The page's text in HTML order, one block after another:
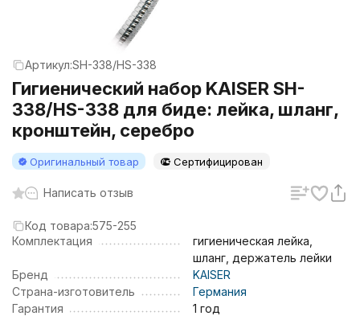
Артикул:SH-338/HS-338
Гигиенический набор KAISER SH-
338/HS-338 для биде: лейка, шланг,
кронштейн, серебро
Оригинальный товар Сертифицирован
Написать отзыв
Код товара:575-255
Комплектация
гигиеническая лейка,
шланг, держатель лейки
Бренд
KAISER
Страна-изготовитель
Германия
Гарантия
1 год